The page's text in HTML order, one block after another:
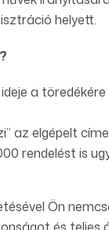
helyett.
a töredékére
az elgépelt
rendelést is
Ön